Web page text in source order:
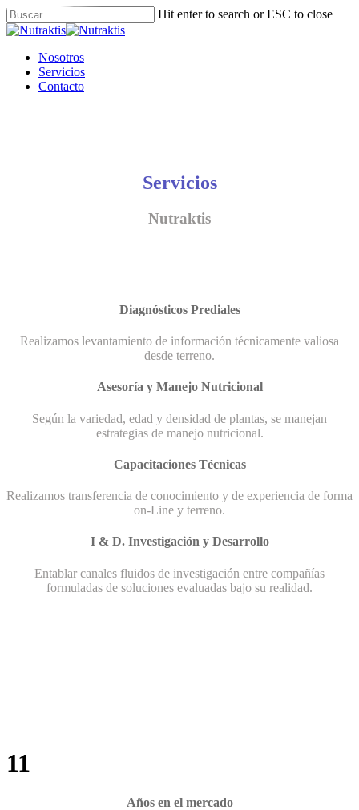
Skip
to
content
Hit enter to search or ESC to close
Close
Menu
Nosotros
Servicios
Contacto
Servicios
Nutraktis
Diagnósticos Prediales
Realizamos levantamiento de información técnicamente valiosa
desde terreno.
Asesoría y Manejo Nutricional
Según la variedad, edad y densidad de plantas, se manejan
estrategias de manejo nutricional.
Capacitaciones Técnicas
Realizamos transferencia de conocimiento y de experiencia de forma
on-Line y terreno.
I & D. Investigación y Desarrollo
Entablar canales fluidos de investigación entre compañías
formuladas de soluciones evaluadas bajo su realidad.
11
Años en el mercado